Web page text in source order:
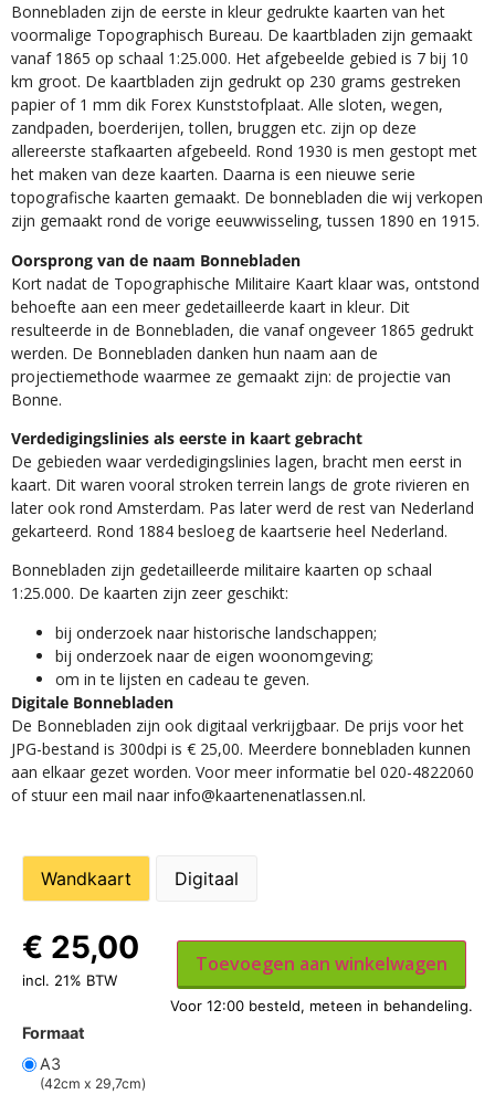
Bonnebladen zijn de eerste in kleur gedrukte kaarten van het
voormalige Topographisch Bureau. De kaartbladen zijn gemaakt
vanaf 1865 op schaal 1:25.000. Het afgebeelde gebied is 7 bij 10
km groot. De kaartbladen zijn gedrukt op 230 grams gestreken
papier of 1 mm dik Forex Kunststofplaat. Alle sloten, wegen,
zandpaden, boerderijen, tollen, bruggen etc. zijn op deze
allereerste stafkaarten afgebeeld. Rond 1930 is men gestopt met
het maken van deze kaarten. Daarna is een nieuwe serie
topografische kaarten gemaakt. De bonnebladen die wij verkopen
zijn gemaakt rond de vorige eeuwwisseling, tussen 1890 en 1915.
Oorsprong van de naam Bonnebladen
Kort nadat de Topographische Militaire Kaart klaar was, ontstond
behoefte aan een meer gedetailleerde kaart in kleur. Dit
resulteerde in de Bonnebladen, die vanaf ongeveer 1865 gedrukt
werden. De Bonnebladen danken hun naam aan de
projectiemethode waarmee ze gemaakt zijn: de projectie van
Bonne.
Verdedigingslinies als eerste in kaart gebracht
De gebieden waar verdedigingslinies lagen, bracht men eerst in
kaart. Dit waren vooral stroken terrein langs de grote rivieren en
later ook rond Amsterdam. Pas later werd de rest van Nederland
gekarteerd. Rond 1884 besloeg de kaartserie heel Nederland.
Bonnebladen zijn gedetailleerde militaire kaarten op schaal
1:25.000. De kaarten zijn zeer geschikt:​
​bij onderzoek naar historische landschappen;
bij onderzoek naar de eigen woonomgeving;
om in te lijsten en cadeau te geven.
Digitale Bonnebladen
De Bonnebladen zijn ook digitaal verkrijgbaar. De prijs voor het
JPG-bestand is 300dpi is € 25,00. Meerdere bonnebladen kunnen
aan elkaar gezet worden. Voor meer informatie bel 020-4822060
of stuur een mail naar info@kaartenenatlassen.nl.
Wandkaart Digitaal
Formaat
A3
(42cm x 29,7cm)
€ 25,00
incl. 21% BTW
Toevoegen aan winkelwagen